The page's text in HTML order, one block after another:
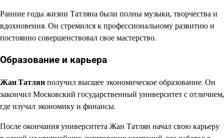
Ранние годы жизни Татляна были полны музыки, творчества и
вдохновения. Он стремился к профессиональному развитию и
постоянно совершенствовал свое мастерство.
Образование и карьера
Жан Татлянполучил высшее экономическое образование. Он
закончил Московский государственный университет с отличием,
где изучал экономику и финансы.
После окончания университета Жан Татлян начал свою карьеру